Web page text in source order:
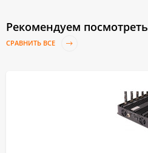
Рекомендуем посмотреть
СРАВНИТЬ ВСЕ